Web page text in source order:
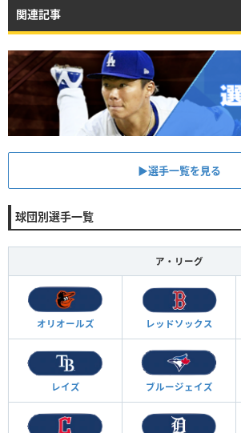
関連記事
▶︎選手一覧を見る
球団別選手一覧
ア・リーグ
オリオールズ レッドソックス
レイズ ブルージェイズ